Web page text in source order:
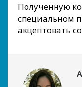
Полученную
специальном
акцептовать